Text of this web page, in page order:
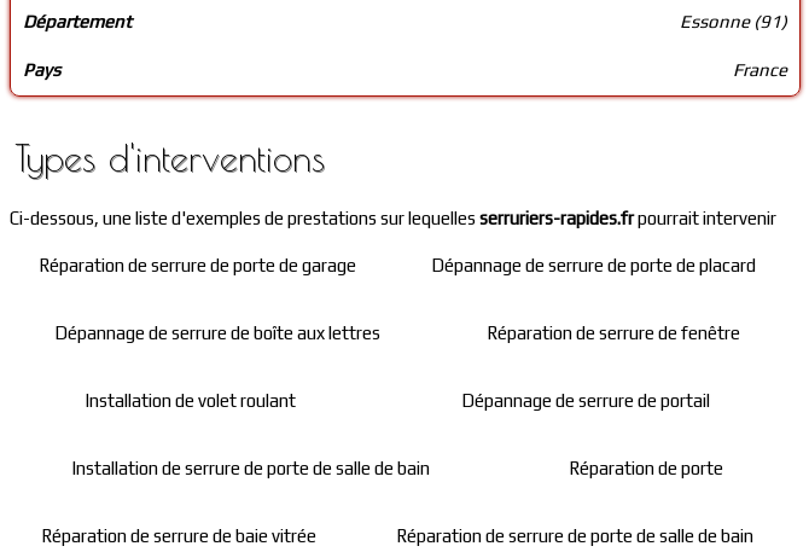
Département Essonne (91)
Pays France
Types d'interventions
Ci-dessous, une liste d'exemples de prestations sur lequelles serruriers-rapides.frpourrait intervenir
Réparation de serrure de porte de garage Dépannage de serrure de porte de placard
Dépannage de serrure de boîte aux lettres Réparation de serrure de fenêtre
Installation de volet roulant Dépannage de serrure de portail
Installation de serrure de porte de salle de bain Réparation de porte
Réparation de serrure de baie vitrée Réparation de serrure de porte de salle de bain